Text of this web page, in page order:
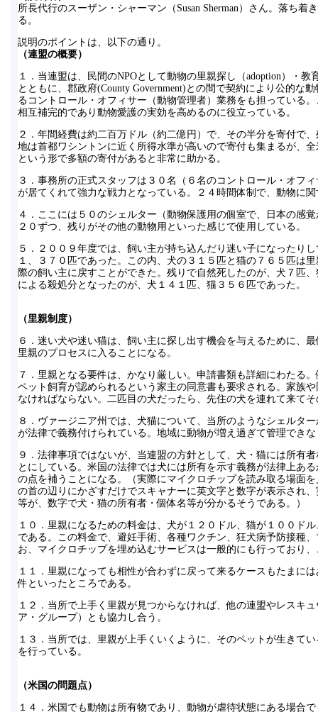
所長代行のスーザン・シャーマン（Susan Sherman）さん。落ち
る。
説明のポイントは、以下の通り。
（連盟の概要）
１．当連盟は、民間のNPOとして動物の里親探し（adoption）・
とともに、郡政府(County Government)との間で契約により公的な
るコントロール・オフィサー（動物管理者）業務をも担っている
相互補完的であり動物愛護の実効を高めるのに役立っている。
２．年間経費は約二百万ドル（約二億円）で、その半分を寄付で
地は首都ワシントンに近く所得水準が高いので寄付も集まるが、
という形で多額の寄付があると非常に助かる。
３．事務所の正式スタッフは３０名（６名のコントロール・オフ
が居てくれて強力な戦力となっている。２４時間体制で、動物に
４．ここには５０のシェルター（動物保護用の個室で、日本の感
２０ずつ、残りがその他の動物用といった感じで使用している。
５．２００９年度では、飼い主が持ち込んだり迷い子になったり
１、３７０匹であった。この内、犬の３１５匹と猫の７６５匹は
際の飼い主に戻すことができた。残りで自然死したのが、犬７匹
による殺処分となったのが、犬１４１匹、猫３５６匹であった。
（里親制度）
６．迷い犬や迷い猫は、飼い主に探し出す機会を与えるために、
里親のプロセスに入ることになる。
７．里親となる要件は、かなり厳しい。申請書類も詳細にわたる
ペット飼育が認められるという家主の同意書も要求される。家族
なければならない。二匹目の犬だったら、先住の犬を連れて来て
８．ヴァージニア州では、犬猫について、当所のようなシェルタ
が法律で義務付けられている。地域に動物が増え過ぎて管理でき
９．法律事項ではないが、当連盟の方針として、犬・猫には所有
とにしている。米国の法律では犬には所有を示す義務が法律上あ
の点を補うことになる。（実際にマイクロチップを読み取る場面
の首の辺りにかざすだけでスキャナーに英文字と数字が表示され
等が、数字で犬・猫の所有者・個体名等が分かるそうである。）
１０．里親になるための料金は、犬が１２０ドル、猫が１００ド
である。この料金で、避妊手術、各種ワクチン、狂犬病予防接種
お、マイクロチップを埋め込むサービスは一般的にも行っており
１１．里親になっても相性が合わずに戻って来るケースもたまに
件といったところである。
１２．当所で上手く里親が見つからなければ、他の連盟やレスキ
ア・グループ）とも協力し合う。
１３．当所では、里親が上手くいくように、そのペットが生きて
を行っている。
（米国の問題点）
１４．米国でも動物は所有物であり、動物が虐待状態にある場合